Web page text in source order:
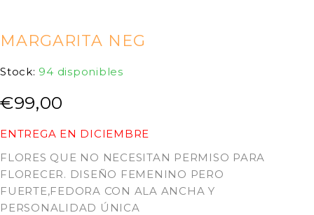
MARGARITA NEG
Stock: 94 disponibles
ENTREGA EN DICIEMBRE
FLORES QUE NO NECESITAN PERMISO PARA
FLORECER. DISEÑO FEMENINO PERO
FUERTE,FEDORA CON ALA ANCHA Y
PERSONALIDAD ÚNICA
€99,00